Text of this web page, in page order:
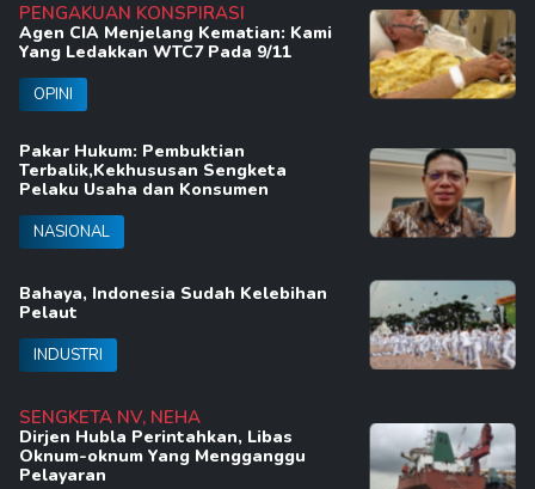
PENGAKUAN KONSPIRASI
Agen CIA Menjelang Kematian: Kami
Yang Ledakkan WTC7 Pada 9/11
OPINI
Pakar Hukum: Pembuktian
Terbalik,Kekhususan Sengketa
Pelaku Usaha dan Konsumen
NASIONAL
Bahaya, Indonesia Sudah Kelebihan
Pelaut
INDUSTRI
SENGKETA NV, NEHA
Dirjen Hubla Perintahkan, Libas
Oknum-oknum Yang Mengganggu
Pelayaran